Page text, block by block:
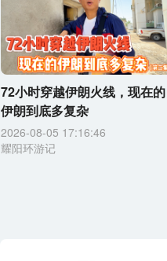
72小时穿越伊朗火线，现在的
伊朗到底多复杂
2026-08-05 17:16:46
耀阳环游记